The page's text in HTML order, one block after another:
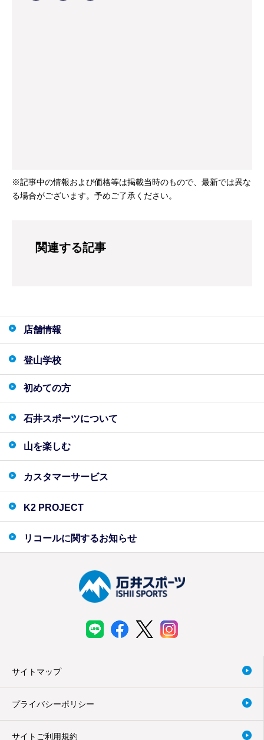
※記事中の情報および価格等は掲載当時のもので、最新では異な
る場合がございます。予めご了承ください。
関連する記事
店舗情報
登山学校
初めての方
石井スポーツについて
山を楽しむ
カスタマーサービス
K2 PROJECT
リコールに関するお知らせ
サイトマップ
プライバシーポリシー
サイトご利用規約